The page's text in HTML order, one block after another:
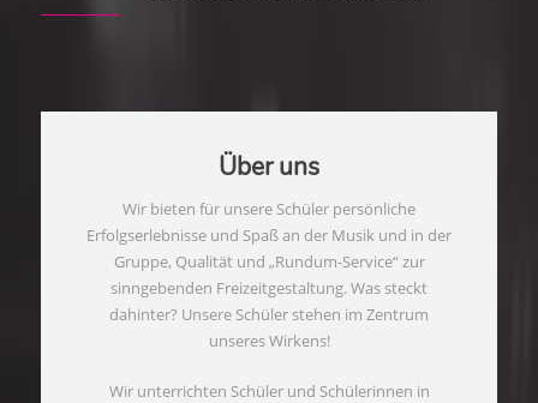
Über uns
Wir bieten für unsere Schüler persönliche
Erfolgserlebnisse und Spaß an der Musik und in der
Gruppe, Qualität und „Rundum-Service“ zur
sinngebenden Freizeitgestaltung. Was steckt
dahinter? Unsere Schüler stehen im Zentrum
unseres Wirkens!
Wir unterrichten Schüler und Schülerinnen in